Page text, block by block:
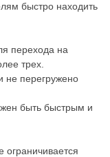
быстро находить
перехода на
трех.
не перегружено
быть быстрым и
ограничивается